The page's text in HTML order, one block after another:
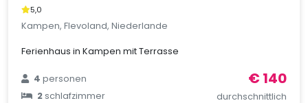
5,0
Kampen, Flevoland, Niederlande
Ferienhaus in Kampen mit Terrasse
4personen
2schlafzimmer
€ 140
durchschnittlich